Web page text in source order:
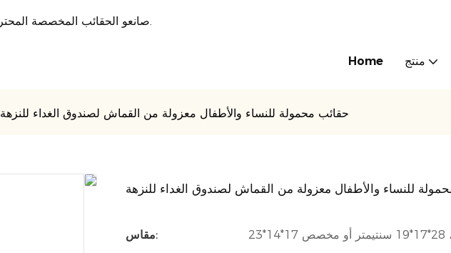
صانعو الحقائب المخصصة المحترفون الذين يقدمون حلًا شاملاً لصناعة الأمتعة منذ عام 2007.
Home منتج
حقائب محمولة للنساء والأطفال معزولة من القماش لصندوق الغداء للنزهة
للنساء والأطفال معزولة من القماش لصندوق الغداء للنزهة
مقاس: